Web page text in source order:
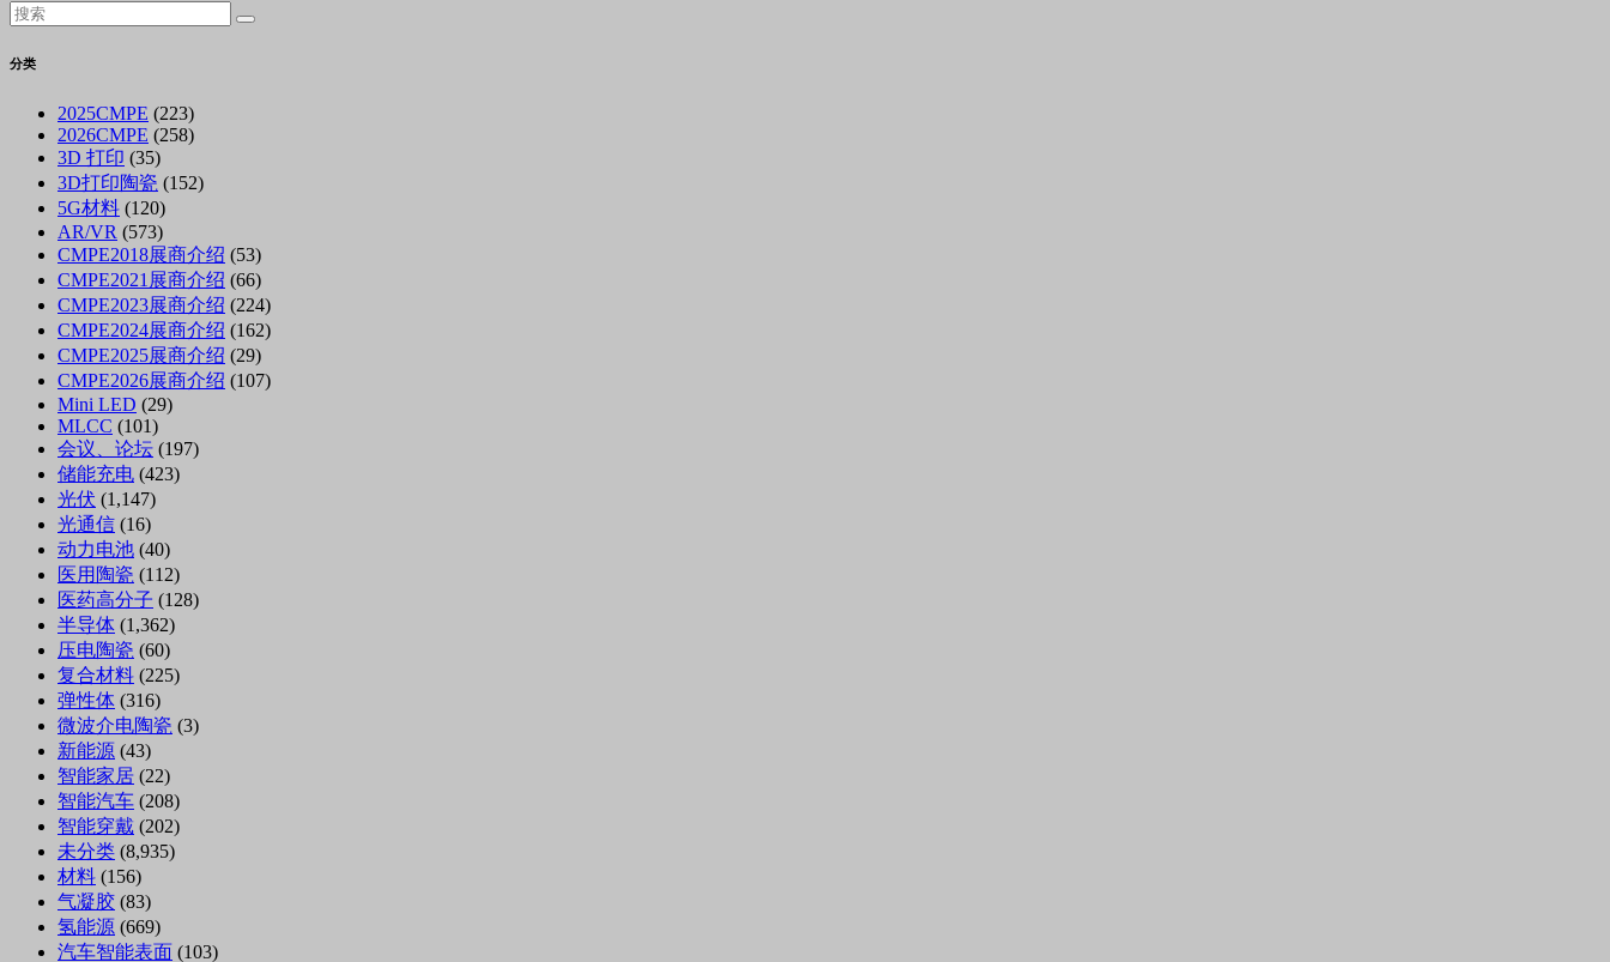
分类
2025CMPE (223)
2026CMPE (258)
3D 打印 (35)
3D打印陶瓷 (152)
5G材料 (120)
AR/VR (573)
CMPE2018展商介绍 (53)
CMPE2021展商介绍 (66)
CMPE2023展商介绍 (224)
CMPE2024展商介绍 (162)
CMPE2025展商介绍 (29)
CMPE2026展商介绍 (107)
Mini LED (29)
MLCC (101)
会议、论坛 (197)
储能充电 (423)
光伏 (1,147)
光通信 (16)
动力电池 (40)
医用陶瓷 (112)
医药高分子 (128)
半导体 (1,362)
压电陶瓷 (60)
复合材料 (225)
弹性体 (316)
微波介电陶瓷 (3)
新能源 (43)
智能家居 (22)
智能汽车 (208)
智能穿戴 (202)
未分类 (8,935)
材料 (156)
气凝胶 (83)
氢能源 (669)
汽车智能表面 (103)